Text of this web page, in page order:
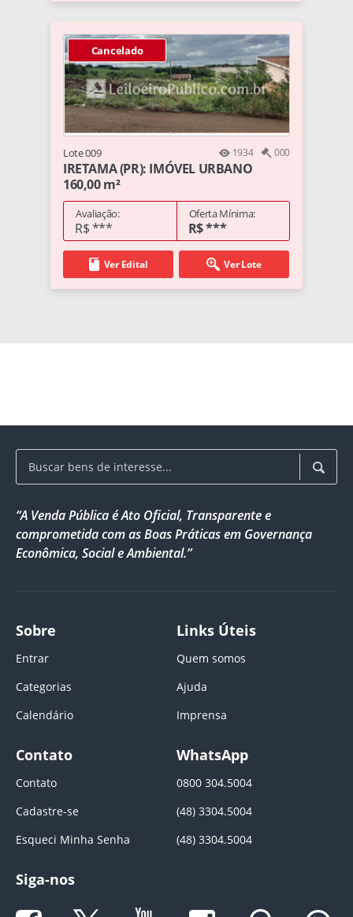
Cancelado
Lote 009 1934 000
IRETAMA (PR): IMÓVEL URBANO
160,00 m²
Avaliação:
R$ ***
Oferta Mínima:
R$ ***
Ver Edital Ver Lote
“A Venda Pública é Ato Oficial, Transparente e
comprometida com as Boas Práticas em Governança
Econômica, Social e Ambiental.”
Sobre
Entrar
Categorias
Calendário
Links Úteis
Quem somos
Ajuda
Imprensa
Contato
Contato
Cadastre-se
Esqueci Minha Senha
WhatsApp
0800 304.5004
(48) 3304.5004
(48) 3304.5004
Siga-nos